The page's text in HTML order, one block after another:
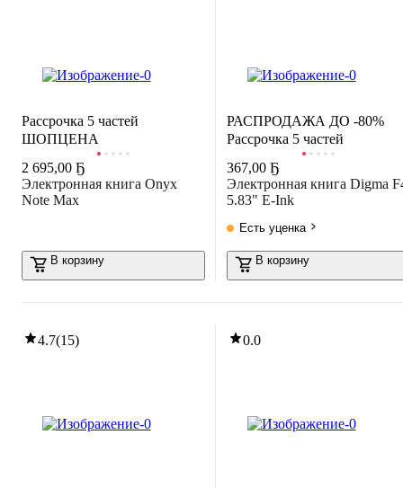
ШОПЦЕНА
Рассрочка 5 частей
2 695,00 Ҕ
Электронная книга Onyx
Note Max
В корзину
Рассрочка 5 частей
РАСПРОДАЖА ДО -80%
367,00 Ҕ
Электронная книга Digma
5.83" E-Ink
Есть уценка
В корзину
4.7(15) 0.0